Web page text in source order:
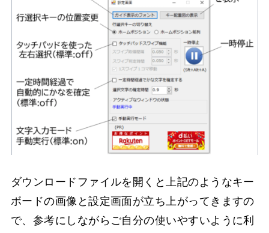
ダウンロードファイルを開くと上記のようなキー
ボードの画像と設定画面が立ち上がってきますの
で、参考にしながらご自分の使いやすいように利